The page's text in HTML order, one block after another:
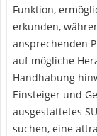
Funktion,
erkunden,
ansprechenden
auf mögliche
Handhabung
Einsteiger und
ausgestattetes
suchen, eine